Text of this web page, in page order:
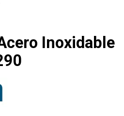
Inoxidable